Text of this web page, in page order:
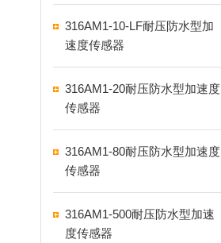
316AM1-10-LF耐压防水型加
速度传感器
316AM1-20耐压防水型加速度
传感器
316AM1-80耐压防水型加速度
传感器
316AM1-500耐压防水型加速
度传感器